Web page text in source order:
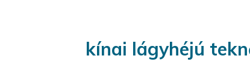
kínai lágyhéjú